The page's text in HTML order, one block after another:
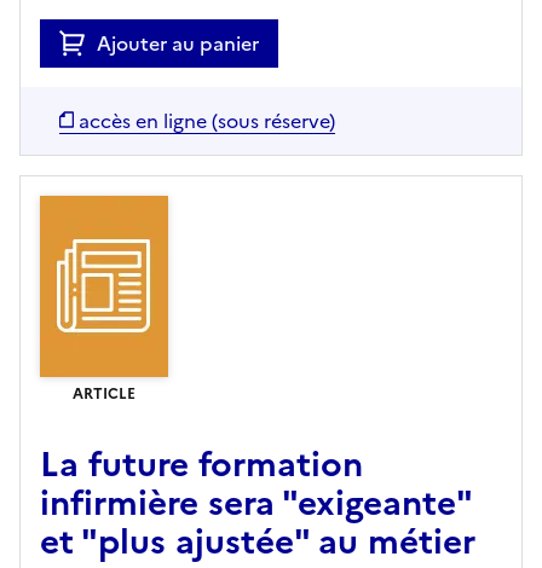
Ajouter au panier
accès en ligne (sous réserve)
ARTICLE
La future formation
infirmière sera "exigeante"
et "plus ajustée" au métier